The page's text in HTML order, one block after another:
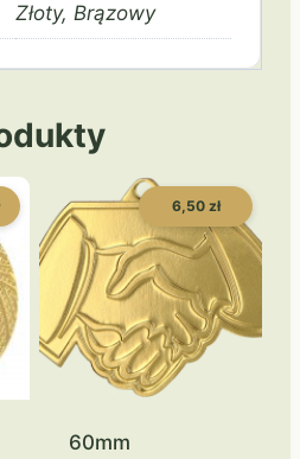
Złoty, Brązowy
6,50 zł
60mm